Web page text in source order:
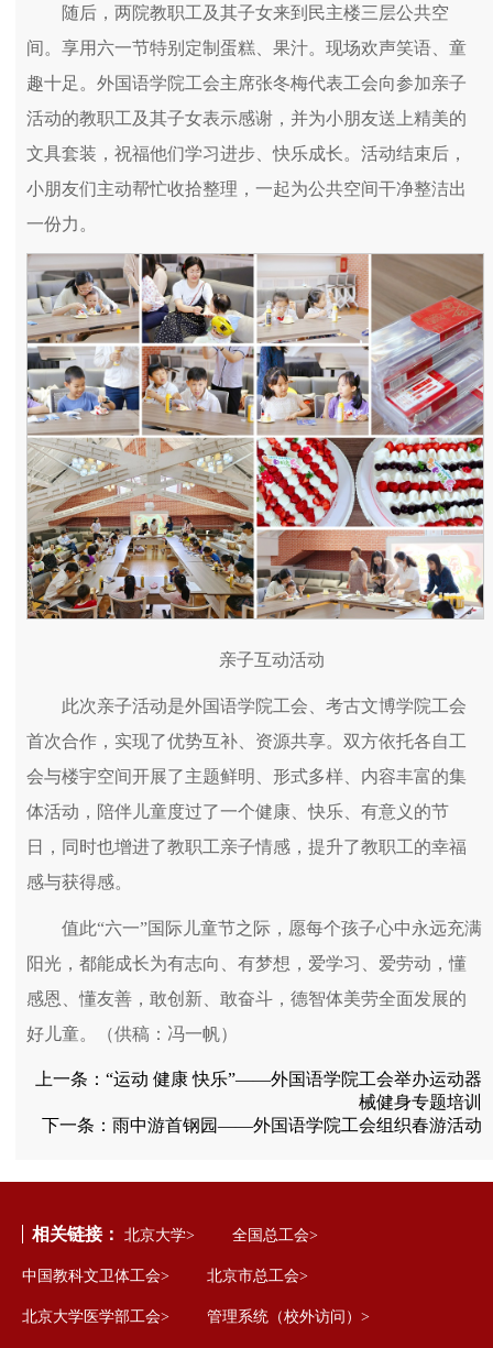
随后，两院教职工及其子女来到民主楼三层公共空
间。享用六一节特别定制蛋糕、果汁。现场欢声笑语、童
趣十足。外国语学院工会主席张冬梅代表工会向参加亲子
活动的教职工及其子女表示感谢，并为小朋友送上精美的
文具套装，祝福他们学习进步、快乐成长。活动结束后，
小朋友们主动帮忙收拾整理，一起为公共空间干净整洁出
一份力。
亲子互动活动
此次亲子活动是外国语学院工会、考古文博学院工会
首次合作，实现了优势互补、资源共享。双方依托各自工
会与楼宇空间开展了主题鲜明、形式多样、内容丰富的集
体活动，陪伴儿童度过了一个健康、快乐、有意义的节
日，同时也增进了教职工亲子情感，提升了教职工的幸福
感与获得感。
值此“六一”国际儿童节之际，愿每个孩子心中永远充满
阳光，都能成长为有志向、有梦想，爱学习、爱劳动，懂
感恩、懂友善，敢创新、敢奋斗，德智体美劳全面发展的
好儿童。（供稿：冯一帆）
上一条： “运动 健康 快乐”——外国语学院工会举办运动器
械健身专题培训
下一条： 雨中游首钢园——外国语学院工会组织春游活动
相关链接： 北京大学> 全国总工会>
中国教科文卫体工会> 北京市总工会>
北京大学医学部工会> 管理系统（校外访问）>